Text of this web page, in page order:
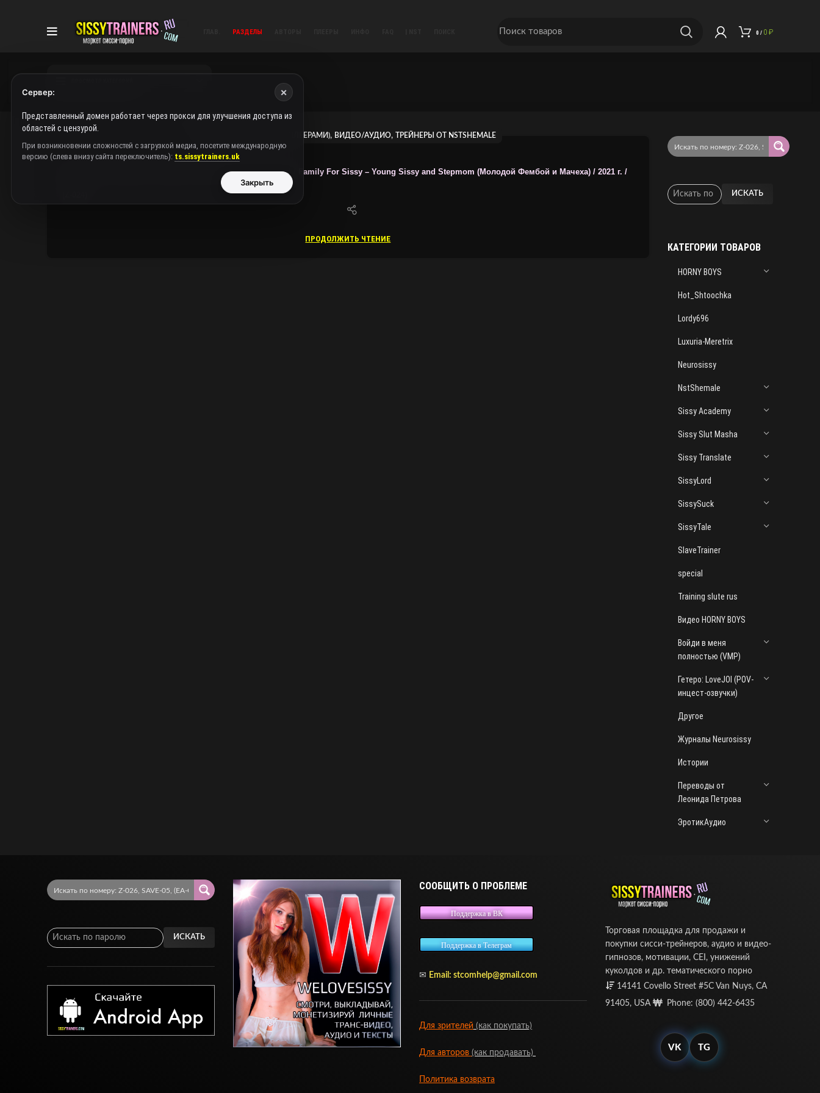
РАЗДЕЛЫ 0 / 0 ₽
SISSY HYPNO (РАЗДЕЛ С ПЛЕЕРАМИ), ВИДЕО/АУДИО, ТРЕЙНЕРЫ ОТ NSTSHEMALE
Защищено: NstShemale / Видео / ВИП-сисси-трейнер Z-024 / Family For Sissy – Young Sissy and Stepmom (Молодой Фембой и Мачеха) / 2021 г. /
ПРОДОЛЖИТЬ ЧТЕНИЕ
ИСКАТЬ
КАТЕГОРИИ ТОВАРОВ
HORNY BOYS
Hot_Shtoochka
Lordy696
Luxuria-Meretrix
Neurosissy
NstShemale
Sissy Academy
Sissy Slut Masha
Sissy Translate
SissyLord
SissySuck
SissyTale
SlaveTrainer
special
Training slute rus
Видео HORNY BOYS
Войди в меня
полностью (VMP)
Гетеро: LoveJOI (POV-
инцест-озвучки)
Другое
Журналы Neurosissy
Истории
Переводы от
Леонида Петрова
ЭротикАудио
ИСКАТЬ
СООБЩИТЬ О ПРОБЛЕМЕ
Поддержка в ВК
Поддержка в Телеграм
✉ Email: stcomhelp@gmail.com
Для зрителей (как покупать)
Для авторов (как продавать)
Политика возврата
Торговая площадка для продажи и
покупки сисси-трейнеров, аудио и видео-
гипнозов, мотивации, CEI, унижений
куколдов и др. тематического порно
14141 Covello Street #5C Van Nuys, CA
91405, USA
Phone: (800) 442-6435
VK TG
Сервер: ×
Представленный домен работает через прокси для улучшения доступа из
областей с цензурой.
При возникновении сложностей с загрузкой медиа, посетите международную
версию (слева внизу сайта переключитель): ts.sissytrainers.uk
Закрыть